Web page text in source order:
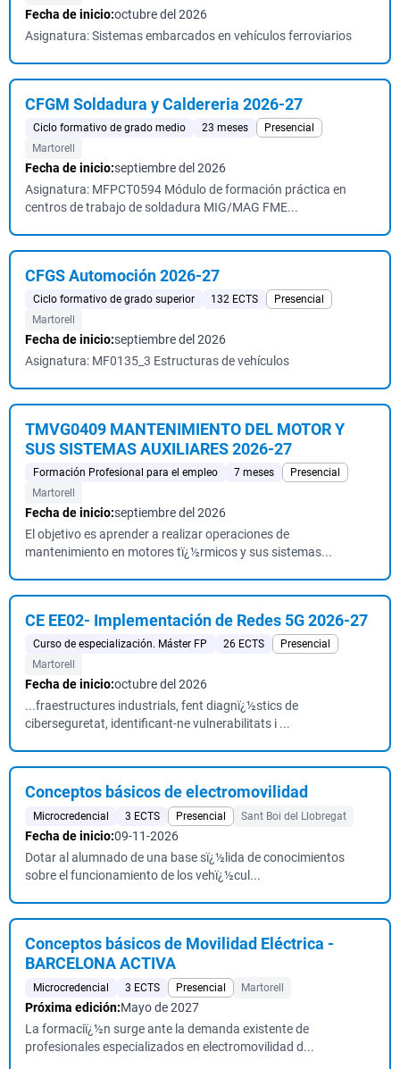
Fecha de inicio:octubre del 2026
Asignatura: Sistemas embarcados en vehículos ferroviarios
CFGM Soldadura y Caldereria 2026-27
Ciclo formativo de grado medio 23 meses
Presencial
Martorell
Fecha de inicio:septiembre del 2026
Asignatura: MFPCT0594 Módulo de formación práctica en
centros de trabajo de soldadura MIG/MAG FME...
CFGS Automoción 2026-27
Ciclo formativo de grado superior 132 ECTS
Presencial
Martorell
Fecha de inicio:septiembre del 2026
Asignatura: MF0135_3 Estructuras de vehículos
TMVG0409 MANTENIMIENTO DEL MOTOR Y
SUS SISTEMAS AUXILIARES 2026-27
Formación Profesional para el empleo 7 meses
Presencial
Martorell
Fecha de inicio:septiembre del 2026
El objetivo es aprender a realizar operaciones de
mantenimiento en motores tï¿½rmicos y sus sistemas...
CE EE02- Implementación de Redes 5G 2026-27
Curso de especialización. Máster FP 26 ECTS
Presencial
Martorell
Fecha de inicio:octubre del 2026
...fraestructures industrials, fent diagnï¿½stics de
ciberseguretat, identificant-ne vulnerabilitats i ...
Conceptos básicos de electromovilidad
Microcredencial 3 ECTS Presencial Sant Boi del Llobregat
Fecha de inicio:09-11-2026
Dotar al alumnado de una base sï¿½lida de conocimientos
sobre el funcionamiento de los vehï¿½cul...
Conceptos básicos de Movilidad Eléctrica -
BARCELONA ACTIVA
Microcredencial 3 ECTS Presencial Martorell
Próxima edición:Mayo de 2027
La formaciï¿½n surge ante la demanda existente de
profesionales especializados en electromovilidad d...